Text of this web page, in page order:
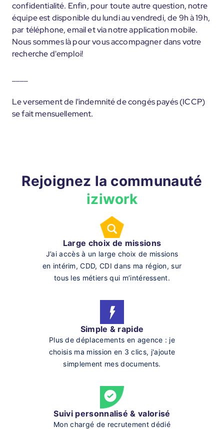
confidentialité. Enfin, pour toute autre question, notre
équipe est disponible du lundi au vendredi, de 9h à 19h,
par téléphone, email et via notre application mobile.
Nous sommes là pour vous accompagner dans votre
recherche d'emploi!
Le versement de l'indemnité de congés payés (ICCP)
se fait mensuellement.
Rejoignez la communauté
iziwork
Large choix de missions
J’ai accès à un large choix de missions
en intérim, CDD, CDI dans ma région, sur
tous les métiers qui m’intéressent.
Simple & rapide
Plus de déplacements en agence : je
choisis ma mission en 3 clics, j'ajoute
simplement mes documents.
Suivi personnalisé & valorisé
Mon chargé de recrutement dédié